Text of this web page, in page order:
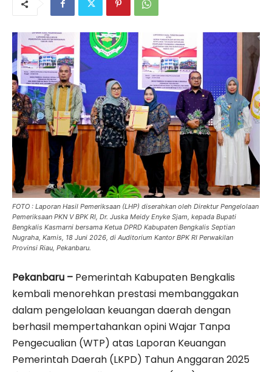
FOTO : Laporan Hasil Pemeriksaan (LHP) diserahkan oleh Direktur Pengelolaan
Pemeriksaan PKN V BPK RI, Dr. Juska Meidy Enyke Sjam, kepada Bupati
Bengkalis Kasmarni bersama Ketua DPRD Kabupaten Bengkalis Septian
Nugraha, Kamis, 18 Juni 2026, di Auditorium Kantor BPK RI Perwakilan
Provinsi Riau, Pekanbaru.
Pekanbaru – Pemerintah Kabupaten Bengkalis
kembali menorehkan prestasi membanggakan
dalam pengelolaan keuangan daerah dengan
berhasil mempertahankan opini Wajar Tanpa
Pengecualian (WTP) atas Laporan Keuangan
Pemerintah Daerah (LKPD) Tahun Anggaran 2025